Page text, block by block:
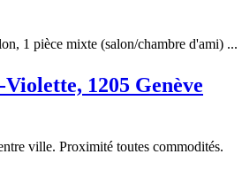
1 pièce mixte (salon/chambre d'ami) ...
1205 Genève
ville. Proximité toutes commodités.